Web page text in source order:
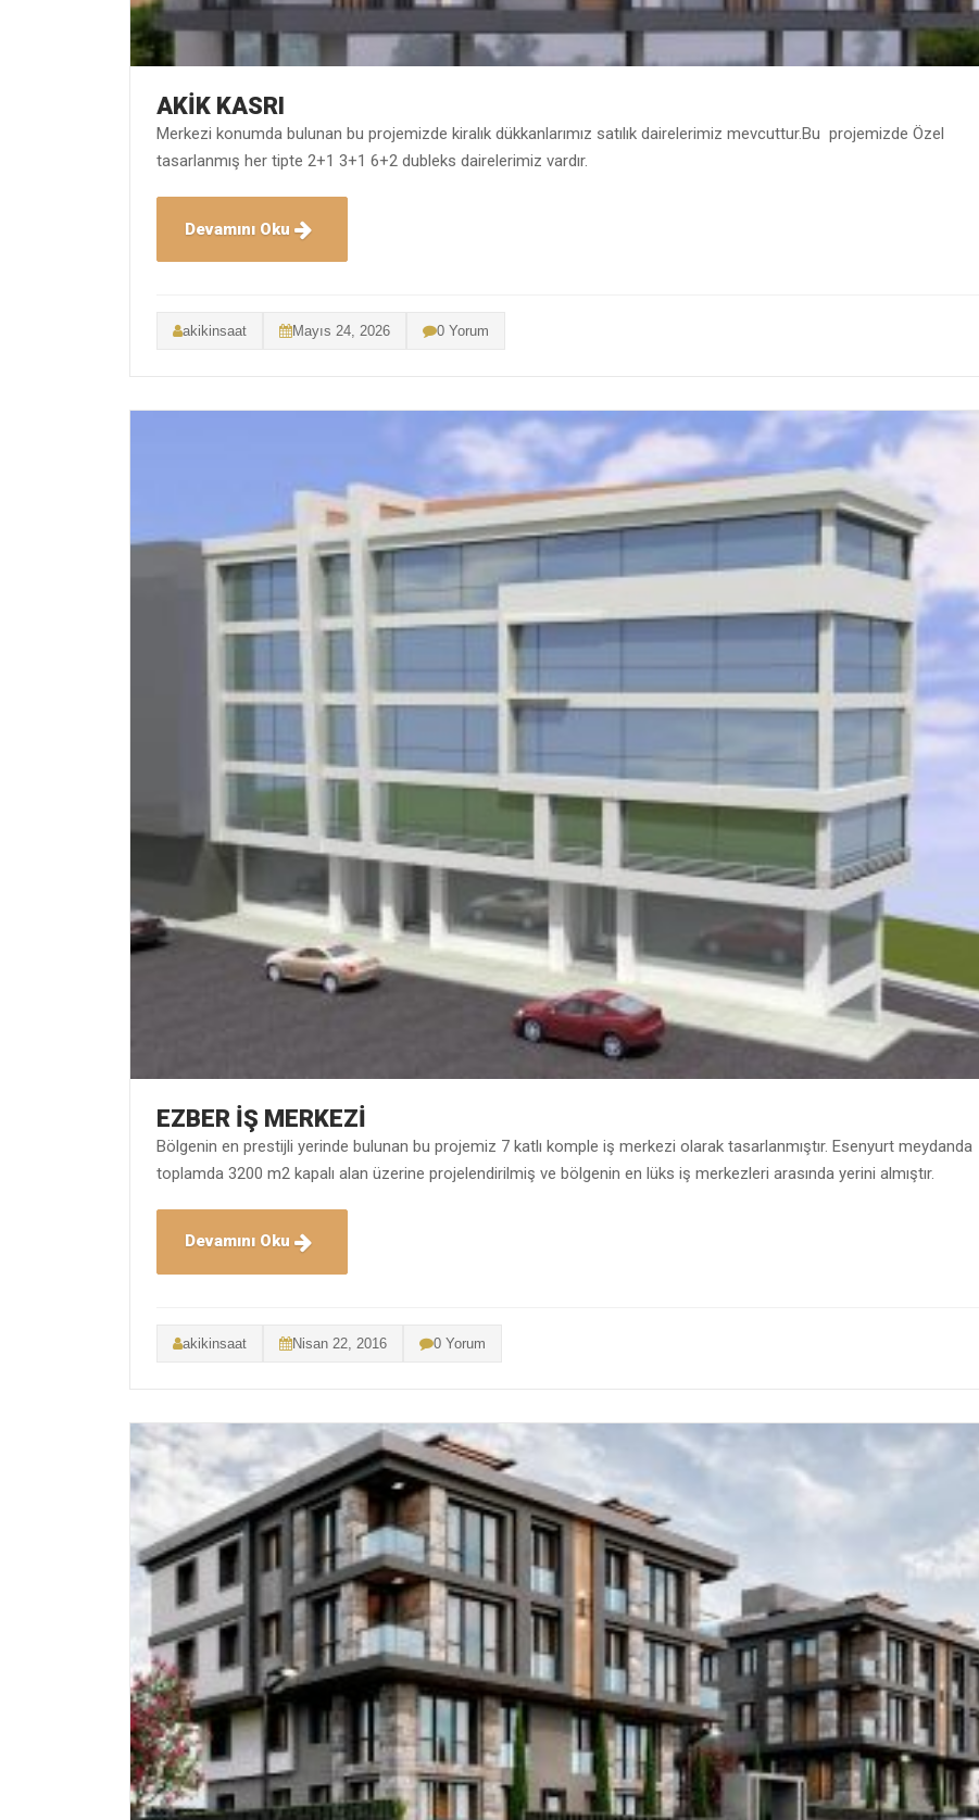
AKİK KASRI
Merkezi konumda bulunan bu projemizde kiralık dükkanlarımız satılık dairelerimiz mevcuttur.Bu projemizde Özel
tasarlanmış her tipte 2+1 3+1 6+2 dubleks dairelerimiz vardır.
Devamını Oku
akikinsaat Mayıs 24, 2026 0 Yorum
EZBER İŞ MERKEZİ
Bölgenin en prestijli yerinde bulunan bu projemiz 7 katlı komple iş merkezi olarak tasarlanmıştır. Esenyurt meydanda
toplamda 3200 m2 kapalı alan üzerine projelendirilmiş ve bölgenin en lüks iş merkezleri arasında yerini almıştır.
Devamını Oku
akikinsaat Nisan 22, 2016 0 Yorum